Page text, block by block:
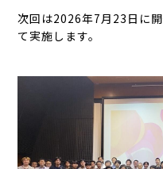
次回は2026年7月23日に
て実施します。